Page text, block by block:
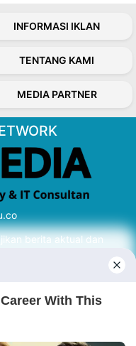
INFORMASI IKLAN
TENTANG KAMI
MEDIA PARTNER
berita aktual dan
sumber yang tepat.